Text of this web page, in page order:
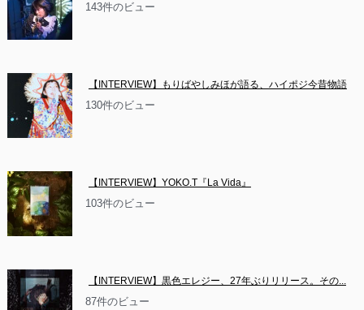
143件のビュー
【INTERVIEW】もりばやしみほが語る、ハイポジ今昔物語
130件のビュー
【INTERVIEW】YOKO.T『La Vida』
103件のビュー
【INTERVIEW】黒色エレジー、27年ぶりリリース。その...
87件のビュー